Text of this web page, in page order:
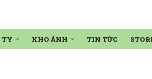
TY KHO ẢNH TIN TỨC